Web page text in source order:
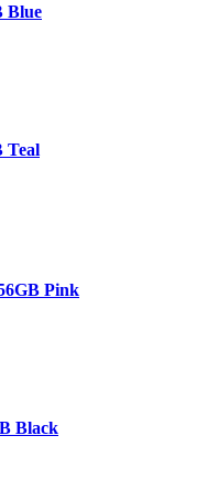
Blue
Teal
Pink
Black